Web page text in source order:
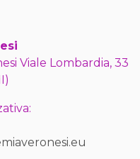
Viale Lombardia, 33